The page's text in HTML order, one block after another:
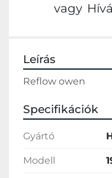
vagy
Leírás
Reflow owen
Specifikációk
Gyártó
Modell